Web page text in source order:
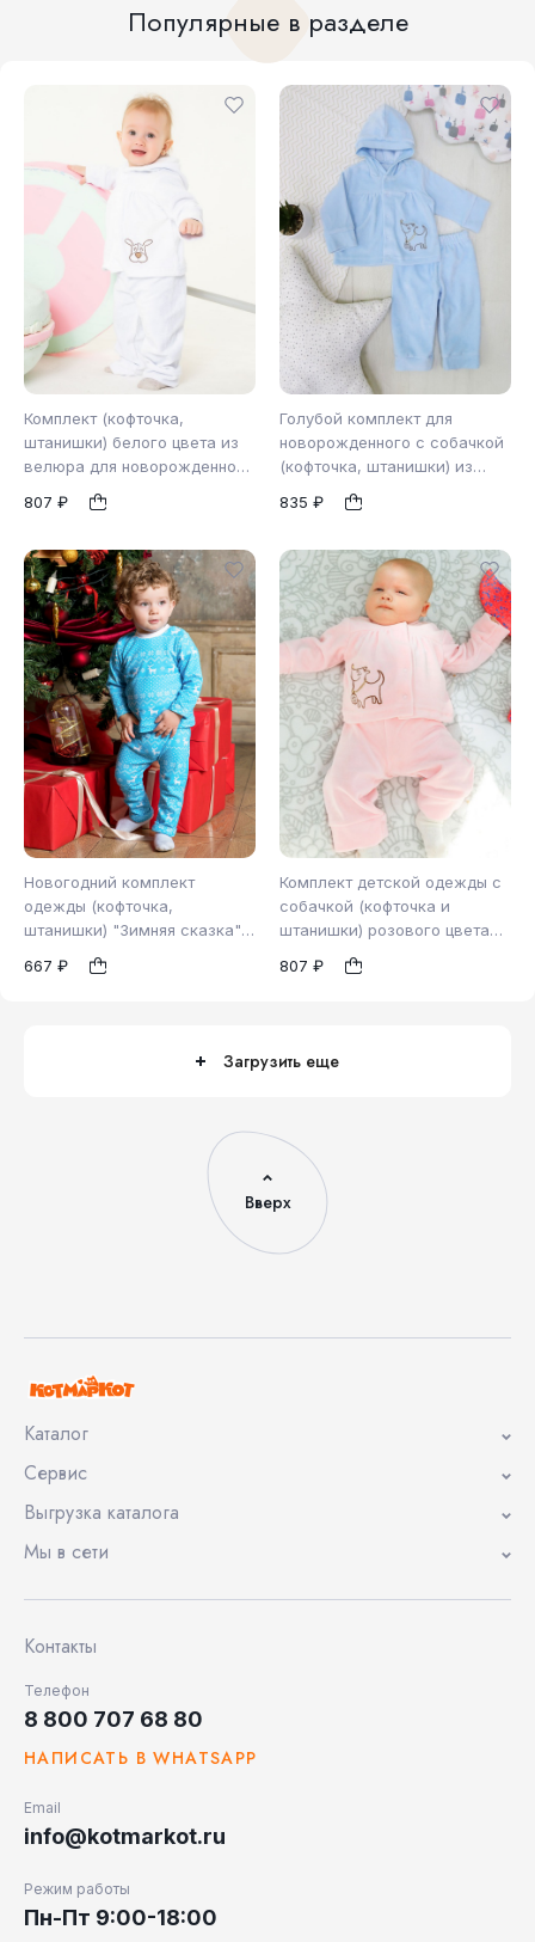
Популярные в разделе
Комплект (кофточка,
штанишки) белого цвета из
велюра для новорожденного
807 ₽ 1
Голубой комплект для
новорожденного с собачкой
(кофточка, штанишки) из
велюра (2817)
835 ₽ 1
Новогодний комплект
одежды (кофточка,
штанишки) "Зимняя сказка"
для новорожденного (72708)
667 ₽ 1
Комплект детской одежды с
собачкой (кофточка и
штанишки) розового цвета
из велюра (2802)
807 ₽ 1
Загрузить еще
Вверх
Каталог
Сервис
Выгрузка каталога
Мы в сети
Контакты
Телефон
8 800 707 68 80
НАПИСАТЬ В WHATSAPP
Email
info@kotmarkot.ru
Режим работы
Пн-Пт 9:00-18:00